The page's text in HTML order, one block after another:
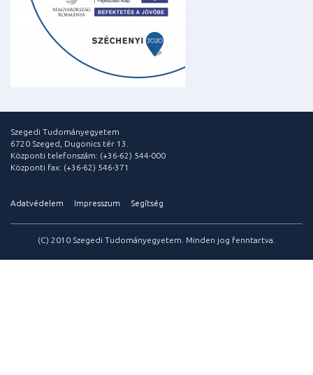
Szegedi Tudományegyetem
6720 Szeged, Dugonics tér 13.
Központi telefonszám: (+36-62) 544-000
Központi fax: (+36-62) 546-371
Adatvédelem Impresszum Segítség
(C) 2010 Szegedi Tudományegyetem. Minden jog fenntartva.